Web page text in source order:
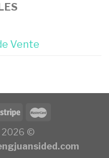
Vente
2026 ©